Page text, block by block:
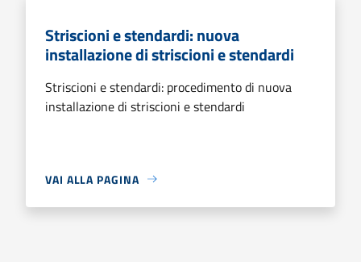
Striscioni e stendardi: nuova
installazione di striscioni e stendardi
Striscioni e stendardi: procedimento di nuova
installazione di striscioni e stendardi
VAI ALLA PAGINA